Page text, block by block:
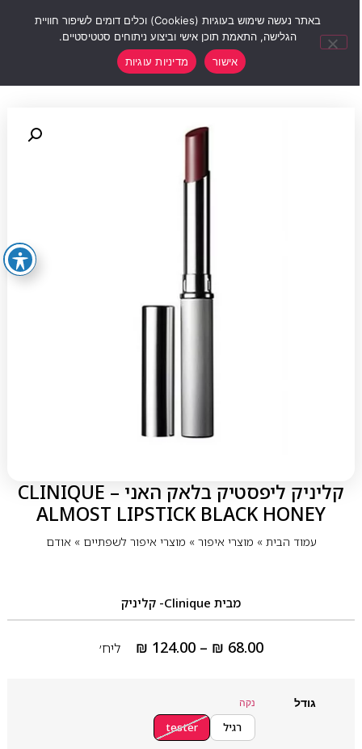
קליניק ליפסטיק בלאק האני – CLINIQUE
ALMOST LIPSTICK BLACK HONEY
עמוד הבית» מוצרי איפור» מוצרי איפור לשפתיים» אודם
מבית Clinique- קליניק
₪ 68.00
–
₪ 124.00 ליח׳
גודל נקה
רגיל tester
באתר נעשה שימוש בעוגיות (Cookies) וכלים דומים לשיפור חוויית
הגלישה, התאמת תוכן אישי וביצוע ניתוחים סטטיסטיים.
אישור
מדיניות עוגיות